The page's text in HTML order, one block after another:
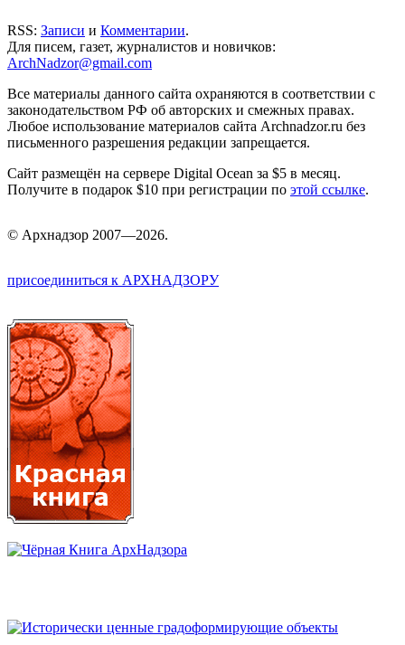
RSS: Записи и Комментарии.
Для писем, газет, журналистов и новичков:
ArchNadzor@gmail.com
Все материалы данного сайта охраняются в соответствии с
законодательством РФ об авторских и смежных правах.
Любое использование материалов сайта Archnadzor.ru без
письменного разрешения редакции запрещается.
Сайт размещён на сервере Digital Ocean за $5 в месяц.
Получите в подарок $10 при регистрации по этой ссылке.
© Архнадзор 2007—2026.
присоединиться к АРХНАДЗОРУ